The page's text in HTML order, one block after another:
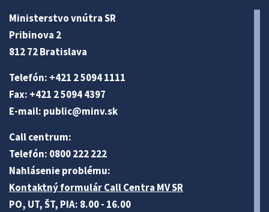
Ministerstvo vnútra SR
Pribinova 2
812 72 Bratislava
Telefón: +421 2 5094 1111
Fax: +421 2 5094 4397
E-mail: public@minv.sk
Call centrum:
Telefón: 0800 222 222
Nahlásenie problému:
Kontaktný formulár Call Centra MV SR
PO, UT, ŠT, PIA: 8.00 - 16.00